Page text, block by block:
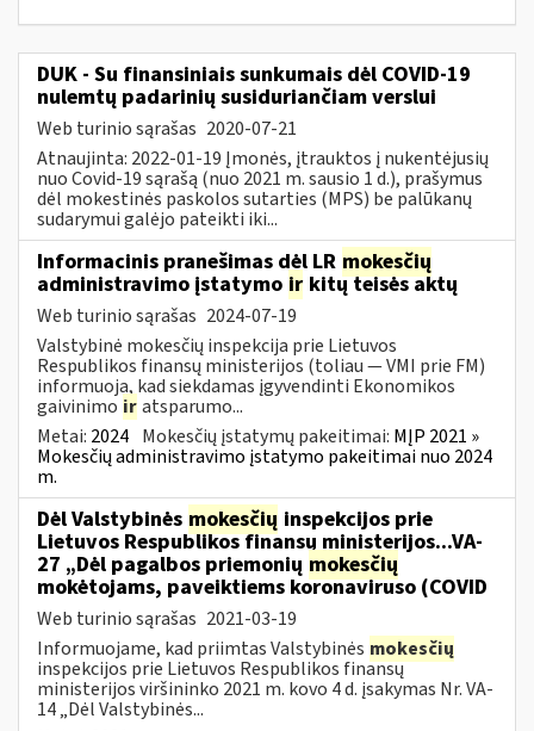
DUK - Su finansiniais sunkumais dėl COVID-19
nulemtų padarinių susiduriančiam verslui
Web turinio sąrašas 2020-07-21
Atnaujinta: 2022-01-19 Įmonės, įtrauktos į nukentėjusių
nuo Covid-19 sąrašą (nuo 2021 m. sausio 1 d.), prašymus
dėl mokestinės paskolos sutarties (MPS) be palūkanų
sudarymui galėjo pateikti iki...
Informacinis pranešimas dėl LR mokesčių
administravimo įstatymo ir kitų teisės aktų
Web turinio sąrašas 2024-07-19
Valstybinė mokesčių inspekcija prie Lietuvos
Respublikos finansų ministerijos (toliau — VMI prie FM)
informuoja, kad siekdamas įgyvendinti Ekonomikos
gaivinimo iratsparumo...
Metai: 2024 Mokesčių įstatymų pakeitimai: MĮP 2021 »
Mokesčių administravimo įstatymo pakeitimai nuo 2024
m.
Dėl Valstybinės mokesčių inspekcijos prie
Lietuvos Respublikos finansų ministerijos...VA-
27 „Dėl pagalbos priemonių mokesčių
mokėtojams, paveiktiems koronaviruso (COVID
Web turinio sąrašas 2021-03-19
Informuojame, kad priimtas Valstybinės mokesčių
inspekcijos prie Lietuvos Respublikos finansų
ministerijos viršininko 2021 m. kovo 4 d. įsakymas Nr. VA-
14 „Dėl Valstybinės...